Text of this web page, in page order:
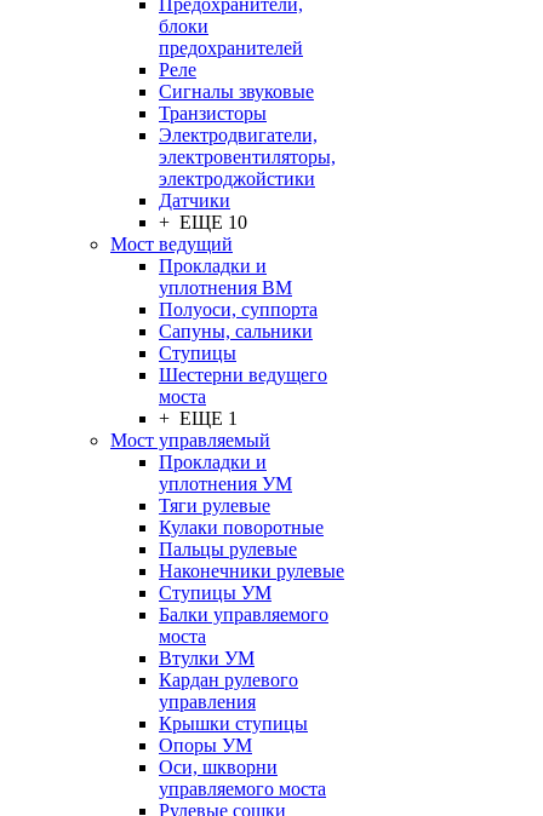
Предохранители,
блоки
предохранителей
Реле
Сигналы звуковые
Транзисторы
Электродвигатели,
электровентиляторы,
электроджойстики
Датчики
+ ЕЩЕ 10
Мост ведущий
Прокладки и
уплотнения ВМ
Полуоси, суппорта
Сапуны, сальники
Ступицы
Шестерни ведущего
моста
+ ЕЩЕ 1
Мост управляемый
Прокладки и
уплотнения УМ
Тяги рулевые
Кулаки поворотные
Пальцы рулевые
Наконечники рулевые
Ступицы УМ
Балки управляемого
моста
Втулки УМ
Кардан рулевого
управления
Крышки ступицы
Опоры УМ
Оси, шкворни
управляемого моста
Рулевые сошки